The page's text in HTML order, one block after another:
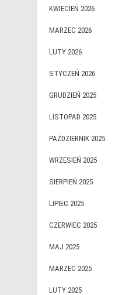
KWIECIEŃ 2026
MARZEC 2026
LUTY 2026
STYCZEŃ 2026
GRUDZIEŃ 2025
LISTOPAD 2025
PAŹDZIERNIK 2025
WRZESIEŃ 2025
SIERPIEŃ 2025
LIPIEC 2025
CZERWIEC 2025
MAJ 2025
MARZEC 2025
LUTY 2025